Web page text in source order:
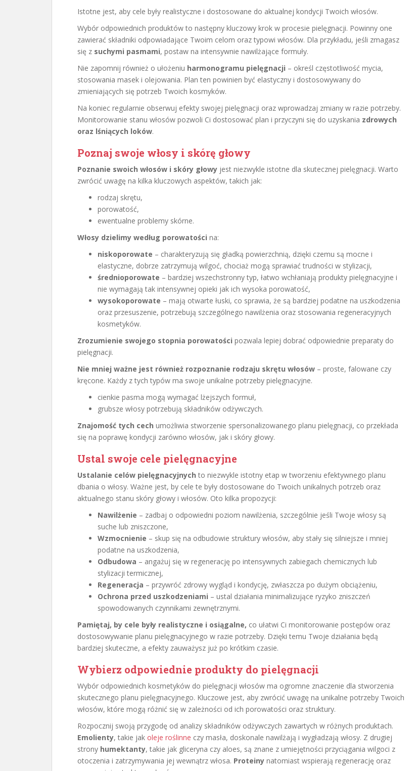
Istotne jest, aby cele były realistyczne i dostosowane do aktualnej kondycji Twoich włosów.
Wybór odpowiednich produktów to następny kluczowy krok w procesie pielęgnacji. Powinny one
zawierać składniki odpowiadające Twoim celom oraz typowi włosów. Dla przykładu, jeśli zmagasz
się z suchymi pasmami, postaw na intensywnie nawilżające formuły.
Nie zapomnij również o ułożeniu harmonogramu pielęgnacji – określ częstotliwość mycia,
stosowania masek i olejowania. Plan ten powinien być elastyczny i dostosowywany do
zmieniających się potrzeb Twoich kosmyków.
Na koniec regularnie obserwuj efekty swojej pielęgnacji oraz wprowadzaj zmiany w razie potrzeby.
Monitorowanie stanu włosów pozwoli Ci dostosować plan i przyczyni się do uzyskania zdrowych
oraz lśniących loków.
Poznaj swoje włosy i skórę głowy
Poznanie swoich włosów i skóry głowy jest niezwykle istotne dla skutecznej pielęgnacji. Warto
zwrócić uwagę na kilka kluczowych aspektów, takich jak:
rodzaj skrętu,
porowatość,
ewentualne problemy skórne.
Włosy dzielimy według porowatości na:
niskoporowate – charakteryzują się gładką powierzchnią, dzięki czemu są mocne i
elastyczne, dobrze zatrzymują wilgoć, chociaż mogą sprawiać trudności w stylizacji,
średnioporowate – bardziej wszechstronny typ, łatwo wchłaniają produkty pielęgnacyjne i
nie wymagają tak intensywnej opieki jak ich wysoka porowatość,
wysokoporowate – mają otwarte łuski, co sprawia, że są bardziej podatne na uszkodzenia
oraz przesuszenie, potrzebują szczególnego nawilżenia oraz stosowania regeneracyjnych
kosmetyków.
Zrozumienie swojego stopnia porowatości pozwala lepiej dobrać odpowiednie preparaty do
pielęgnacji.
Nie mniej ważne jest również rozpoznanie rodzaju skrętu włosów – proste, falowane czy
kręcone. Każdy z tych typów ma swoje unikalne potrzeby pielęgnacyjne.
cienkie pasma mogą wymagać lżejszych formuł,
grubsze włosy potrzebują składników odżywczych.
Znajomość tych cech umożliwia stworzenie spersonalizowanego planu pielęgnacji, co przekłada
się na poprawę kondycji zarówno włosów, jak i skóry głowy.
Ustal swoje cele pielęgnacyjne
Ustalanie celów pielęgnacyjnych to niezwykle istotny etap w tworzeniu efektywnego planu
dbania o włosy. Ważne jest, by cele te były dostosowane do Twoich unikalnych potrzeb oraz
aktualnego stanu skóry głowy i włosów. Oto kilka propozycji:
Nawilżenie – zadbaj o odpowiedni poziom nawilżenia, szczególnie jeśli Twoje włosy są
suche lub zniszczone,
Wzmocnienie – skup się na odbudowie struktury włosów, aby stały się silniejsze i mniej
podatne na uszkodzenia,
Odbudowa – angażuj się w regenerację po intensywnych zabiegach chemicznych lub
stylizacji termicznej,
Regeneracja – przywróć zdrowy wygląd i kondycję, zwłaszcza po dużym obciążeniu,
Ochrona przed uszkodzeniami – ustal działania minimalizujące ryzyko zniszczeń
spowodowanych czynnikami zewnętrznymi.
Pamiętaj, by cele były realistyczne i osiągalne, co ułatwi Ci monitorowanie postępów oraz
dostosowywanie planu pielęgnacyjnego w razie potrzeby. Dzięki temu Twoje działania będą
bardziej skuteczne, a efekty zauważysz już po krótkim czasie.
Wybierz odpowiednie produkty do pielęgnacji
Wybór odpowiednich kosmetyków do pielęgnacji włosów ma ogromne znaczenie dla stworzenia
skutecznego planu pielęgnacyjnego. Kluczowe jest, aby zwrócić uwagę na unikalne potrzeby Twoich
włosów, które mogą różnić się w zależności od ich porowatości oraz struktury.
Rozpocznij swoją przygodę od analizy składników odżywczych zawartych w różnych produktach.
Emolienty, takie jak oleje roślinne czy masła, doskonale nawilżają i wygładzają włosy. Z drugiej
strony humektanty, takie jak gliceryna czy aloes, są znane z umiejętności przyciągania wilgoci z
otoczenia i zatrzymywania jej wewnątrz włosa. Proteiny natomiast wspierają regenerację oraz